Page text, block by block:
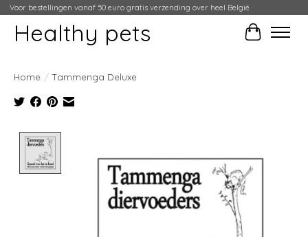
Voor bestellingen vanaf 50 euro gratis verzending over heel België
Healthy pets
Home / Tammenga Deluxe